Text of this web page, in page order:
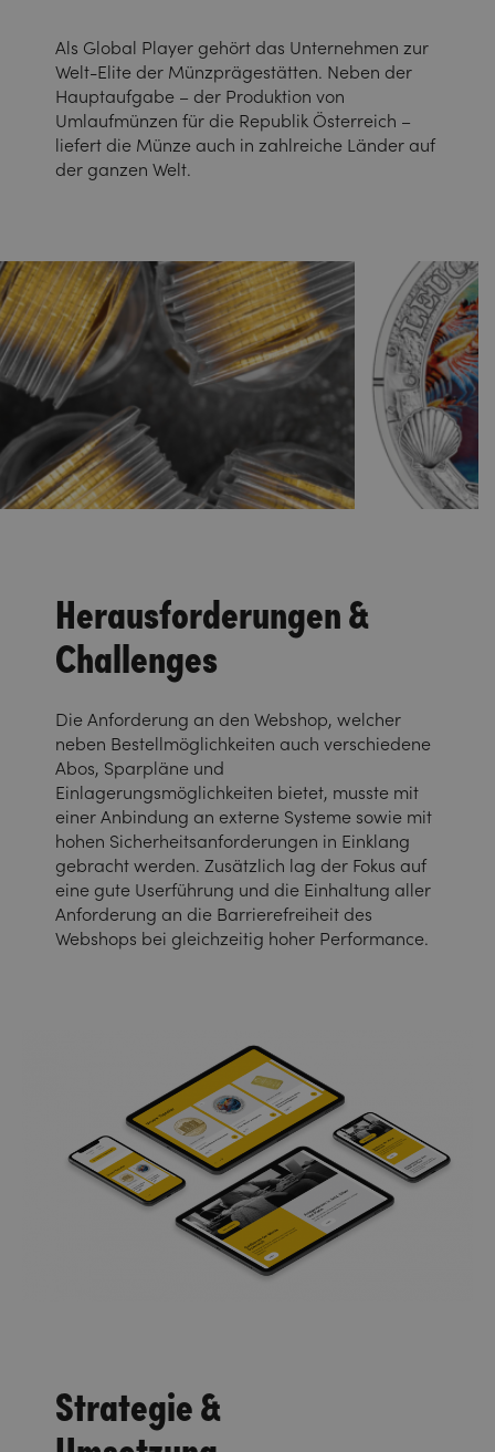
Als Global Player gehört das Unternehmen zur
Welt-Elite der Münzprägestätten. Neben der
Hauptaufgabe – der Produktion von
Umlaufmünzen für die Republik Österreich –
liefert die Münze auch in zahlreiche Länder auf
der ganzen Welt.
Herausforderungen &
Challenges
Die Anforderung an den Webshop, welcher
neben Bestellmöglichkeiten auch verschiedene
Abos, Sparpläne und
Einlagerungsmöglichkeiten bietet, musste mit
einer Anbindung an externe Systeme sowie mit
hohen Sicherheitsanforderungen in Einklang
gebracht werden. Zusätzlich lag der Fokus auf
eine gute Userführung und die Einhaltung aller
Anforderung an die Barrierefreiheit des
Webshops bei gleichzeitig hoher Performance.
Strategie &